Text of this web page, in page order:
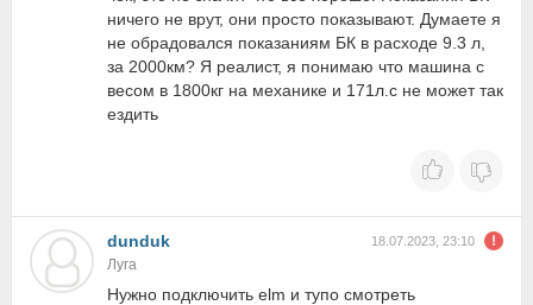
ничего не врут, они просто показывают. Думаете я
не обрадовался показаниям БК в расходе 9.3 л,
за 2000км? Я реалист, я понимаю что машина с
весом в 1800кг на механике и 171л.с не может так
ездить
dunduk 18.07.2023, 23:10
Луга
Нужно подключить elm и тупо смотреть